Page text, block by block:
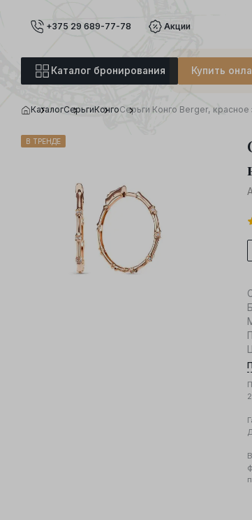
+375 29 689-77-78 Акции
Каталог бронирования Купить
КаталогСерьгиКонгоСерьги Конго Berger, красное
В ТРЕНДЕ